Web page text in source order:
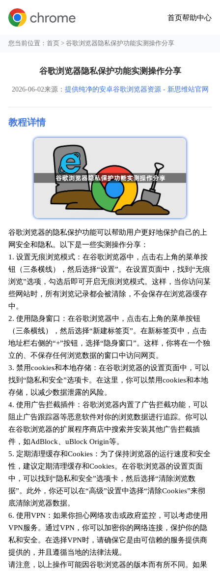
首页帮助中心
您当前位置：首页 > 谷歌浏览器隐私保护功能实测操作分享
谷歌浏览器隐私保护功能实测操作分享
2026-06-02来源： 提供纯净的安卓谷歌浏览器资源 - 新思维站官网
教程详情
谷歌浏览器的隐私保护功能可以帮助用户更好地保护自己的上
网安全和隐私。以下是一些实测操作分享：
1. 设置无痕浏览模式：在谷歌浏览器中，点击右上角的菜单按
钮（三条横线），然后选择“设置”。在设置页面中，找到“无痕
浏览”选项，勾选后即可开启无痕浏览模式。这样，当你访问某
些网站时，所有浏览记录都会被清除，不会保存在浏览器缓存
中。
2. 使用隐身窗口：在谷歌浏览器中，点击右上角的菜单按钮
（三条横线），然后选择“新建标签页”。在新标签页中，点击
地址栏右侧的“+”按钮，选择“隐身窗口”。这样，你将在一个独
立的、不保存任何浏览数据的窗口中访问网页。
3. 禁用cookies和本地存储：在谷歌浏览器的设置页面中，可以
找到“隐私和安全”选项卡。在这里，你可以禁用cookies和本地
存储，以减少数据泄露的风险。
4. 使用广告拦截插件：谷歌浏览器内置了广告拦截功能，可以
阻止广告跟踪器等恶意软件对你的浏览数据进行追踪。你可以
在谷歌浏览器的扩展程序商店中搜索并安装其他广告拦截插
件，如AdBlock、uBlock Origin等。
5. 定期清理缓存和Cookies：为了保持浏览器的运行速度和安全
性，建议定期清理缓存和Cookies。在谷歌浏览器的设置页面
中，可以找到“隐私和安全”选项卡，然后选择“清除浏览数
据”。此外，你还可以在“高级”设置中选择“清除Cookies”来彻
底清除浏览器数据。
6. 使用VPN：如果你担心网络攻击或政府监控，可以考虑使用
VPN服务。通过VPN，你可以加密你的网络连接，保护你的隐
私和安全。在选择VPN时，请确保它是由可信赖的服务提供商
提供的，并且遵循当地的法律法规。
请注意，以上操作可能因谷歌浏览器的版本而有所不同。如果